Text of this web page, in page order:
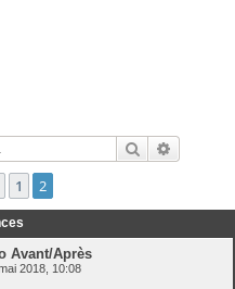
Rechercher
Précédente
1 2
Avant/Après
2018, 10:08